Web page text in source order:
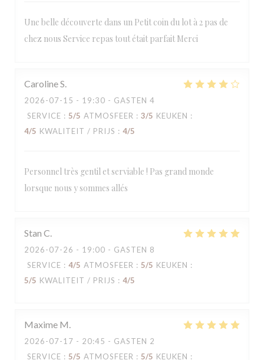
Une belle découverte dans un Petit coin du lot à 2 pas de
chez nous Service repas tout était parfait Merci
CarolineS
2026-07-15 - 19:30 - GASTEN 4
SERVICE : 5/5 ATMOSFEER : 3/5 KEUKEN :
4/5 KWALITEIT / PRIJS : 4/5
Personnel très gentil et serviable ! Pas grand monde
lorsque nous y sommes allés
Stan C
2026-07-26 - 19:00 - GASTEN 8
SERVICE : 4/5 ATMOSFEER : 5/5 KEUKEN :
5/5 KWALITEIT / PRIJS : 4/5
Maxime M
2026-07-17 - 20:45 - GASTEN 2
SERVICE : 5/5 ATMOSFEER : 5/5 KEUKEN :